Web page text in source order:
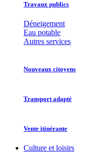
Travaux publics
Déneigement
Eau potable
Autres services
Nouveaux citoyens
Transport adapté
Vente itinérante
Culture et loisirs